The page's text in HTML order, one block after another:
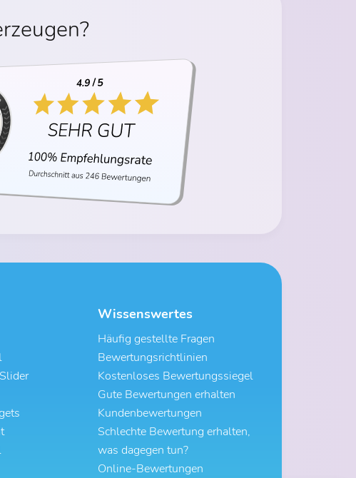
Wissenswertes
Häufig gestellte Fragen
Bewertungsrichtlinien
Kostenloses Bewertungssiegel
Gute Bewertungen erhalten
Kundenbewertungen
Schlechte Bewertung erhalten,
was dagegen tun?
Online-Bewertungen